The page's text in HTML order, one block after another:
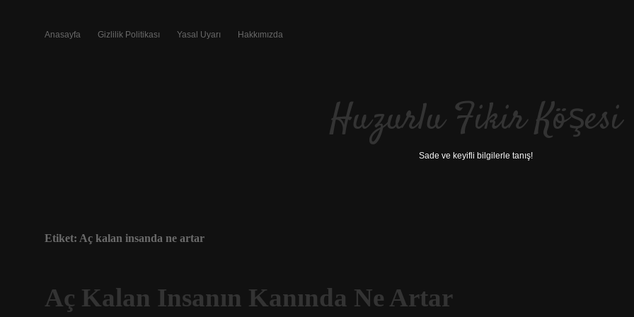
Anasayfa Gizlilik Politikası Yasal Uyarı Hakkımızda
Huzurlu Fikir Köşesi
Sade ve keyifli bilgilerle tanış!
Etiket: Aç kalan insanda ne artar
Aç Kalan Insanın Kanında Ne Artar